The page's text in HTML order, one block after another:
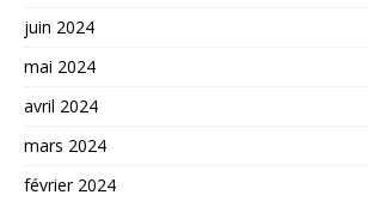
juin 2024
mai 2024
avril 2024
mars 2024
février 2024